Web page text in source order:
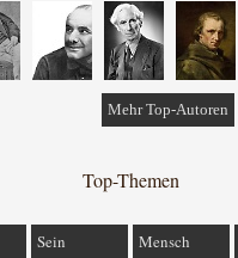
Mehr Top-Autoren
Top-Themen
Sein Mensch